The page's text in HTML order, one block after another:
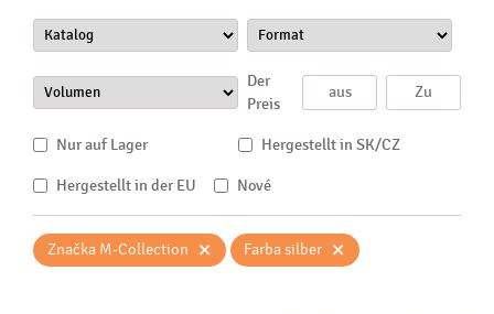
Der
Preis
Nur auf Lager Hergestellt in SK/CZ
Hergestellt in der EU Nové
Značka M-Collection × Farba silber ×